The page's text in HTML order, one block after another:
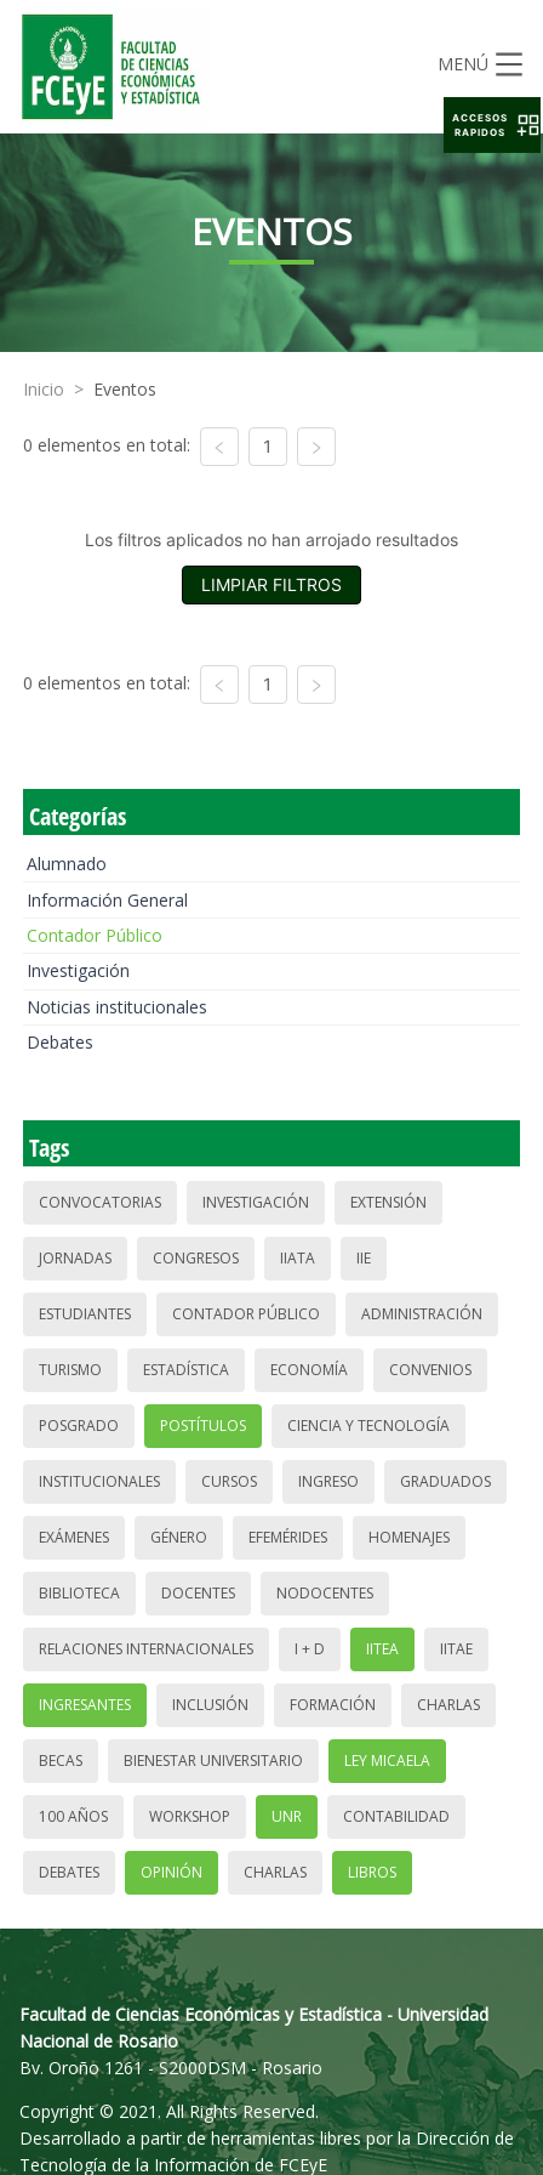
MENÚ
EVENTOS
Inicio > Eventos
0 elementos en total: 1
Los filtros aplicados no han arrojado resultados
LIMPIAR FILTROS
0 elementos en total: 1
Categorías
Alumnado
Información General
Contador Público
Investigación
Noticias institucionales
Debates
Tags
CONVOCATORIAS INVESTIGACIÓN EXTENSIÓN
JORNADAS CONGRESOS IIATA IIE
ESTUDIANTES CONTADOR PÚBLICO ADMINISTRACIÓN
TURISMO ESTADÍSTICA ECONOMÍA CONVENIOS
POSGRADO POSTÍTULOS CIENCIA Y TECNOLOGÍA
INSTITUCIONALES CURSOS INGRESO GRADUADOS
EXÁMENES GÉNERO EFEMÉRIDES HOMENAJES
BIBLIOTECA DOCENTES NODOCENTES
RELACIONES INTERNACIONALES I + D IITEA IITAE
INGRESANTES INCLUSIÓN FORMACIÓN CHARLAS
BECAS BIENESTAR UNIVERSITARIO LEY MICAELA
100 AÑOS WORKSHOP UNR CONTABILIDAD
DEBATES OPINIÓN CHARLAS LIBROS
Facultad de Ciencias Económicas y Estadística - Universidad
Nacional de Rosario
Bv. Oroño 1261 - S2000DSM - Rosario
Copyright © 2021. All Rights Reserved.
Desarrollado a partir de herramientas libres por la Dirección de
Tecnología de la Información de FCEyE
ACCESOS
RAPIDOS